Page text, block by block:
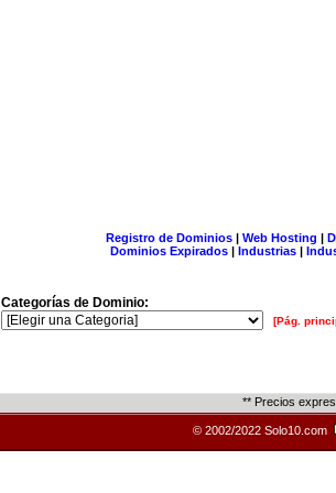
Registro de Dominios| Web Hosting |
Dominios Expirados | Industrias |
Categorías de Dominio:
[Pág.
** Precios
© 2002/2022 Solo10.com